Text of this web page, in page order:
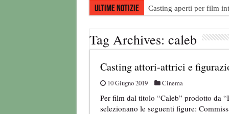
Ultime notizie Casting aperti per film
Casting per coppia:
Tag Archives: caleb
Casting attori-attrici e
10 Giugno 2019 Cinema
Per film dal titolo “Caleb” prodotto da
selezionano le seguenti figure: